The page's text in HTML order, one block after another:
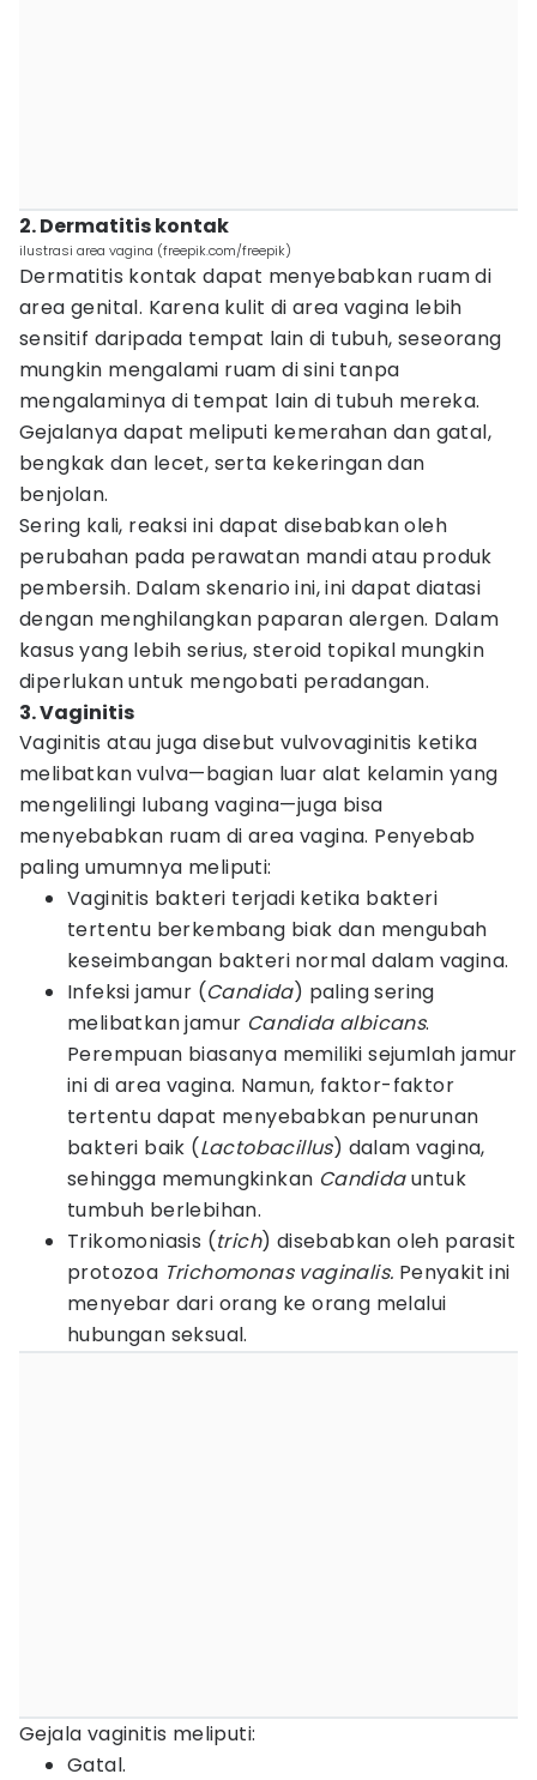
2. Dermatitis kontak
ilustrasi area vagina (freepik.com/freepik)
Dermatitis kontak dapat menyebabkan ruam di
area genital. Karena kulit di area vagina lebih
sensitif daripada tempat lain di tubuh, seseorang
mungkin mengalami ruam di sini tanpa
mengalaminya di tempat lain di tubuh mereka.
Gejalanya dapat meliputi kemerahan dan gatal,
bengkak dan lecet, serta kekeringan dan
benjolan.
Sering kali, reaksi ini dapat disebabkan oleh
perubahan pada perawatan mandi atau produk
pembersih. Dalam skenario ini, ini dapat diatasi
dengan menghilangkan paparan alergen. Dalam
kasus yang lebih serius, steroid topikal mungkin
diperlukan untuk mengobati peradangan.
3. Vaginitis
Vaginitis atau juga disebut vulvovaginitis ketika
melibatkan vulva—bagian luar alat kelamin yang
mengelilingi lubang vagina—juga bisa
menyebabkan ruam di area vagina. Penyebab
paling umumnya meliputi:
Vaginitis bakteri terjadi ketika bakteri
tertentu berkembang biak dan mengubah
keseimbangan bakteri normal dalam vagina.
Infeksi jamur (Candida) paling sering
melibatkan jamur Candida albicans.
Perempuan biasanya memiliki sejumlah jamur
ini di area vagina. Namun, faktor-faktor
tertentu dapat menyebabkan penurunan
bakteri baik (Lactobacillus) dalam vagina,
sehingga memungkinkan Candidauntuk
tumbuh berlebihan.
Trikomoniasis (trich) disebabkan oleh parasit
protozoa Trichomonas vaginalis. Penyakit ini
menyebar dari orang ke orang melalui
hubungan seksual.
Gejala vaginitis meliputi:
Gatal.